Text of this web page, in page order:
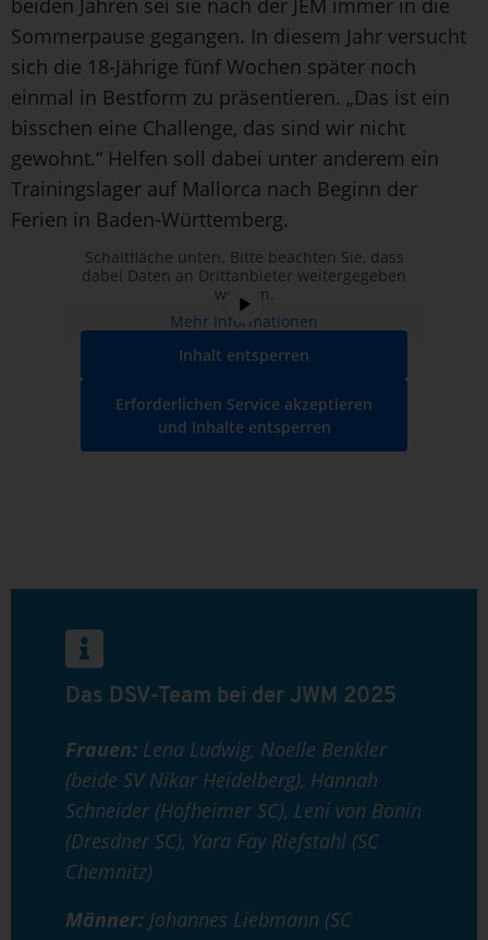
beiden Jahren sei sie nach der JEM immer in die
Sommerpause gegangen. In diesem Jahr versucht
sich die 18-Jährige fünf Wochen später noch
einmal in Bestform zu präsentieren. „Das ist ein
bisschen eine Challenge, das sind wir nicht
gewohnt.“ Helfen soll dabei unter anderem ein
Trainingslager auf Mallorca nach Beginn der
Ferien in Baden-Württemberg.
Sie sehen gerade einen Platzhalterinhalt
von YouTube. Um auf den eigentlichen
Inhalt zuzugreifen, klicken Sie auf die
Schaltfläche unten. Bitte beachten Sie, dass
dabei Daten an Drittanbieter weitergegeben
werden.
Mehr Informationen
Inhalt entsperren
Erforderlichen Service akzeptieren
und Inhalte entsperren
Das DSV-Team bei der JWM 2025
Frauen: Lena Ludwig, Noelle Benkler
(beide SV Nikar Heidelberg), Hannah
Schneider (Hofheimer SC), Leni von Bonin
(Dresdner SC), Yara Fay Riefstahl (SC
Chemnitz)
Männer: Johannes Liebmann (SC